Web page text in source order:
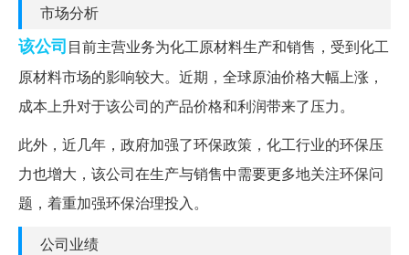
市场分析
该公司目前主营业务为化工原材料生产和销售，受到化工
原材料市场的影响较大。近期，全球原油价格大幅上涨，
成本上升对于该公司的产品价格和利润带来了压力。
此外，近几年，政府加强了环保政策，化工行业的环保压
力也增大，该公司在生产与销售中需要更多地关注环保问
题，着重加强环保治理投入。
公司业绩